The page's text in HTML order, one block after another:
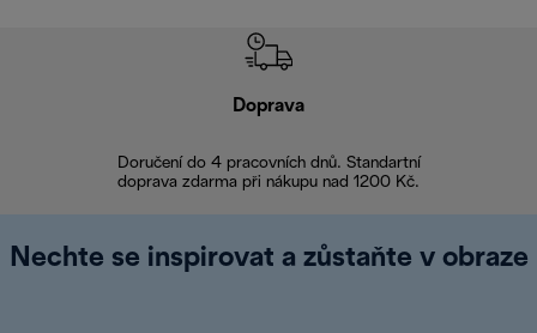
Doprava
Doručení do 4 pracovních dnů. Standartní
doprava zdarma při nákupu nad 1200 Kč.
Nechte se inspirovat a zůstaňte v obraze